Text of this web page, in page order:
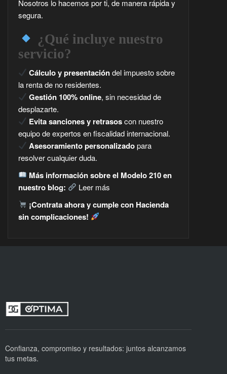
Nosotros lo hacemos por ti, de manera rápida y
segura.
¿Qué incluye nuestro
servicio?
Cálculo y presentacióndel impuesto sobre
la renta de no residentes.
Gestión 100% online, sin necesidad de
desplazarte.
Evita sanciones y retrasoscon nuestro
equipo de expertos en fiscalidad internacional.
Asesoramiento personalizadopara
resolver cualquier duda.
Más información sobre el Modelo 210 en
nuestro blog:
Leer más
¡Contrata ahora y cumple con Hacienda
sin complicaciones!
Confianza, compromiso y resultados: juntos alcanzamos
tus metas.